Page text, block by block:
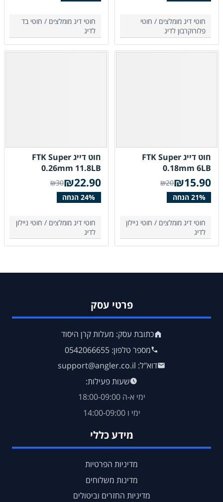
חוטי דיג מומלצים / חוטי
פלורוקרבון לדיג
חוטי דיג מומלצים / חוטי בד
לדיג
חוט דייג FTK Super
0.18mm 6LB
חוטי דיג מומלצים / חוטי ניילון
לדיג
₪20 15.90
₪
חוט דייג FTK Super
0.26mm 11.8LB
חוטי דיג מומלצים / חוטי ניילון
לדיג
₪30 22.90
₪
פרטי עסק
כתובת עסק: מעלות קרן היסוד
מספר טלפון: 0542066655
דוא"ל: support@angler.co.il
שעות פעילות:
ימי א-ה 18:00-09:00
ימי ו 14:00-09:00
מידע כללי
מדיניות הפרטיות
מדינות משלוחים
מדיניות החזרים וביטולים